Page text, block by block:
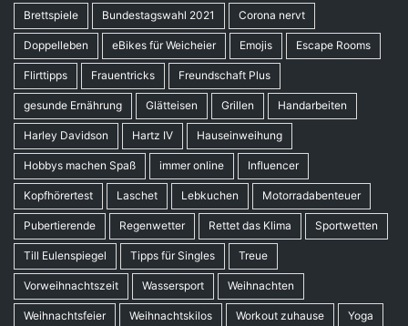
Brettspiele Bundestagswahl 2021 Corona nervt
Doppelleben eBikes für Weicheier Emojis Escape Rooms
Flirttipps Frauentricks Freundschaft Plus
gesunde Ernährung Glätteisen Grillen Handarbeiten
Harley Davidson Hartz IV Hauseinweihung
Hobbys machen Spaß immer online Influencer
Kopfhörertest Laschet Lebkuchen Motorradabenteuer
Pubertierende Regenwetter Rettet das Klima Sportwetten
Till Eulenspiegel Tipps für Singles Treue
Vorweihnachtszeit Wassersport Weihnachten
Weihnachtsfeier Weihnachtskilos Workout zuhause Yoga